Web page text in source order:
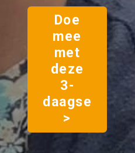
Doe
mee
met
deze
3-
daagse
>